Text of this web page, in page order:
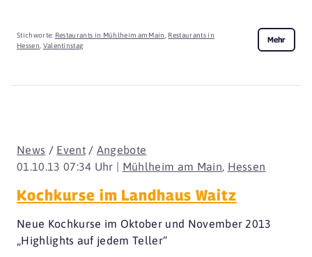
Stichworte: Restaurants in Mühlheim am Main
Restaurants in
Hessen Valentinstag
Mehr
01.10.13 07:34 Uhr | Mühlheim am Main, Hessen
News / Event/ Angebote
Kochkurse im Landhaus Waitz
Neue Kochkurse im Oktober und November 2013
„Highlights auf jedem Teller“